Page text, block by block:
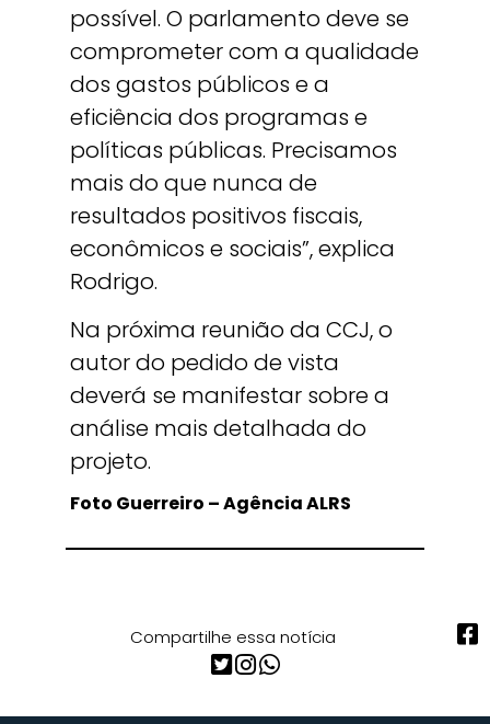
possível. O parlamento deve se
comprometer com a qualidade
dos gastos públicos e a
eficiência dos programas e
políticas públicas. Precisamos
mais do que nunca de
resultados positivos fiscais,
econômicos e sociais”, explica
Rodrigo.
Na próxima reunião da CCJ, o
autor do pedido de vista
deverá se manifestar sobre a
análise mais detalhada do
projeto.
Foto Guerreiro – Agência ALRS
Compartilhe essa notícia